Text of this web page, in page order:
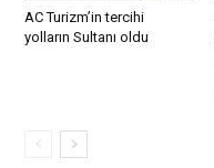
AC Turizm’in tercihi
yolların Sultanı oldu